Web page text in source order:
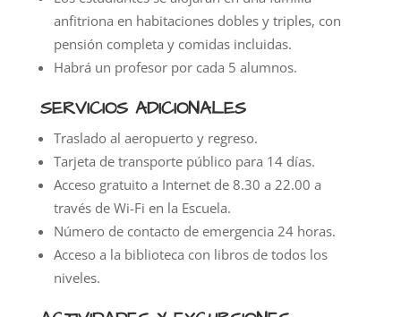
anfitriona en habitaciones dobles y triples, con
pensión completa y comidas incluidas.
Habrá un profesor por cada 5 alumnos.
SERVICIOS ADICIONALES
Traslado al aeropuerto y regreso.
Tarjeta de transporte público para 14 días.
Acceso gratuito a Internet de 8.30 a 22.00 a
través de Wi-Fi en la Escuela.
Número de contacto de emergencia 24 horas.
Acceso a la biblioteca con libros de todos los
niveles.